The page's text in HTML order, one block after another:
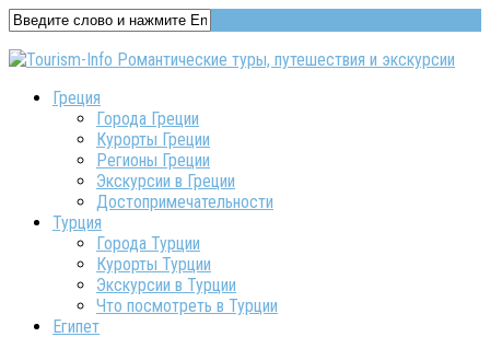
Греция
Города Греции
Курорты Греции
Регионы Греции
Экскурсии в Греции
Достопримечательности
Турция
Города Турции
Курорты Турции
Экскурсии в Турции
Что посмотреть в Турции
Египет